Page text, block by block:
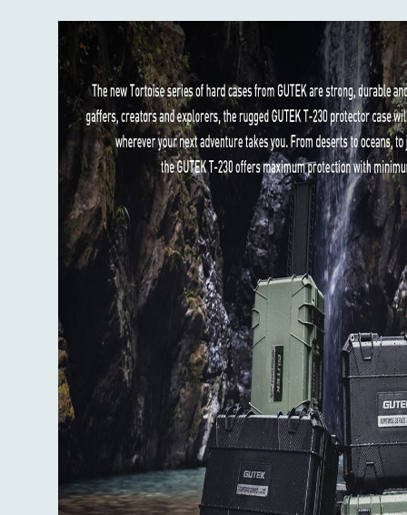
Polstrovaná přepážka × 3
Pěna na dno × 1
Dvojstranná páska × 1
Uživatelský manuál × 1